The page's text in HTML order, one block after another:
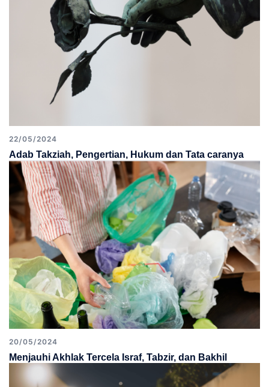
22/05/2024
Adab Takziah, Pengertian, Hukum dan Tata caranya
20/05/2024
Menjauhi Akhlak Tercela Israf, Tabzir, dan Bakhil